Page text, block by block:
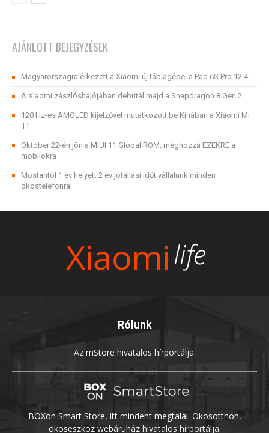
AJÁNLOTT BEJEGYZÉSEK
Magyarországra érkezett a Xiaomi új táblagépe, a Pad 6S Pro 12.4
A Xiaomi zászlóshajójában debütál majd a Snapdragon 8 Gen 2
120 Hz-es AMOLED kijelzővel mutatkozott be Kínában a Xiaomi Mi
11
Október 22-én jön a MIUI 11 Global ROM, méghozzá EZEKRE a
mobilokra
Mostantól 1 év helyett 2 év jótállási időt vállalunk minden
okostelefonra!
Rólunk
Az mStore hivatalos hírportálja.
BOXon Smart Store, itt mindent megtalál. Okosotthon,
okoseszköz webáruházhivatalos hírportálja.